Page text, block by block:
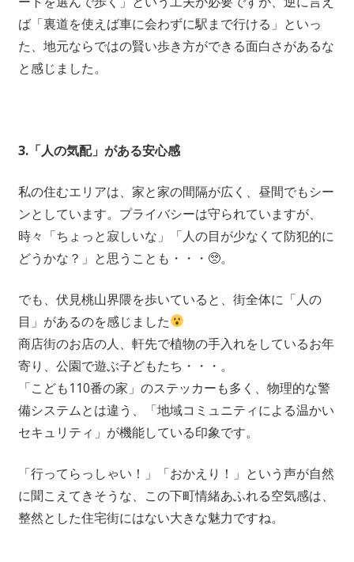
ば「裏道を使えば車に会わずに駅まで行ける」といっ
た、地元ならではの賢い歩き方ができる面白さがあるな
と感じました。
3.「人の気配」がある安心感
私の住むエリアは、家と家の間隔が広く、昼間でもシー
ンとしています。プライバシーは守られていますが、
時々「ちょっと寂しいな」「人の目が少なくて防犯的に
どうかな？」と思うことも・・・🥺。
でも、伏見桃山界隈を歩いていると、街全体に「人の
目」があるのを感じました
商店街のお店の人、軒先で植物の手入れをしているお年
寄り、公園で遊ぶ子どもたち・・・。
「こども110番の家」のステッカーも多く、物理的な警
備システムとは違う、「地域コミュニティによる温かい
セキュリティ」が機能している印象です。
「行ってらっしゃい！」「おかえり！」という声が自然
に聞こえてきそうな、この下町情緒あふれる空気感は、
整然とした住宅街にはない大きな魅力ですね。